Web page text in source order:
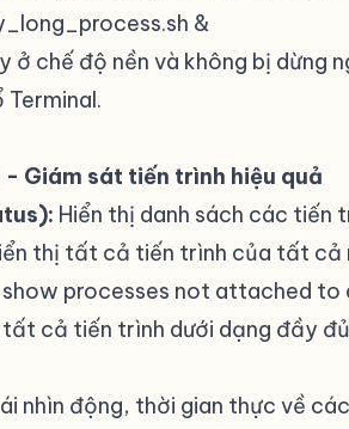
&
ở chế độ nền và không bị dừng
- Giám sát tiến trình hiệu quả
Hiển thị danh sách các tiến
thị tất cả tiến trình của tất cả
processes not attached to
tất cả tiến trình dưới dạng đầy
nhìn động, thời gian thực về